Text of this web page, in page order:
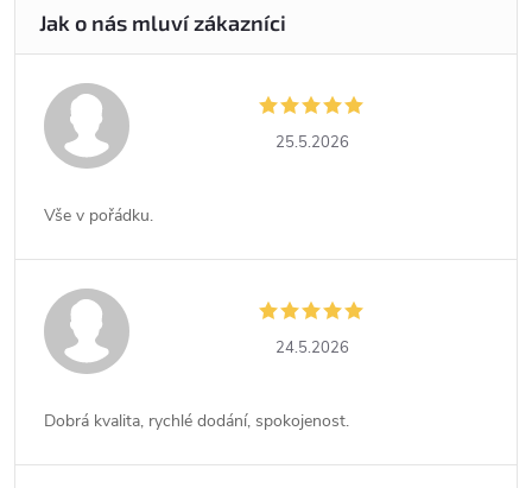
25.5.2026
Vše v pořádku.
24.5.2026
Dobrá kvalita, rychlé dodání, spokojenost.